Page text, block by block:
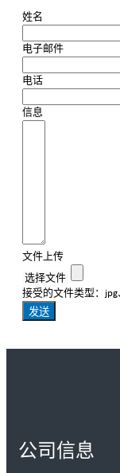
姓名
电子邮件
电话
信息
文件上传
选择文件
接受的文件类型：jpg
发送
公司信息